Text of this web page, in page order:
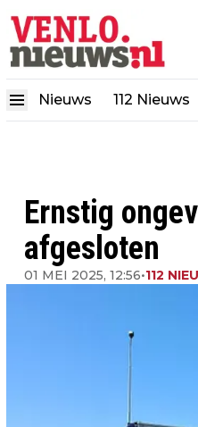
Nieuws 112 Nieuws
Ernstig
afgesloten
01 MEI 2025, 12:56•112